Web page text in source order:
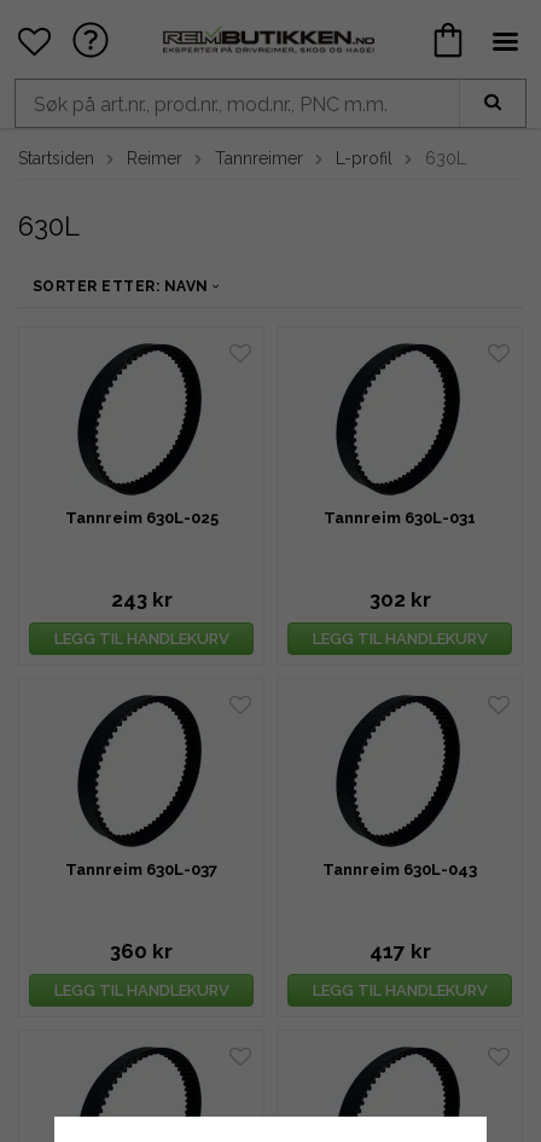
Startsiden Reimer Tannreimer L-profil 630L
630L
SORTER ETTER: NAVN
Tannreim 630L-025
243 kr
LEGG TIL HANDLEKURV
Tannreim 630L-031
302 kr
LEGG TIL HANDLEKURV
Tannreim 630L-037
360 kr
LEGG TIL HANDLEKURV
Tannreim 630L-043
417 kr
LEGG TIL HANDLEKURV